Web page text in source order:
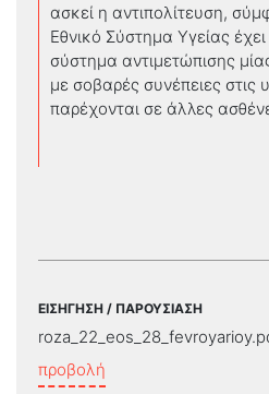
ασκεί η αντιπολίτευση,
Εθνικό Σύστημα Υγείας
σύστημα αντιμετώπισης
με σοβαρές συνέπειες στις
παρέχονται σε άλλες
ΕΙΣΗΓΗΣΗ / ΠΑΡΟΥΣΙΑΣΗ
προβολή